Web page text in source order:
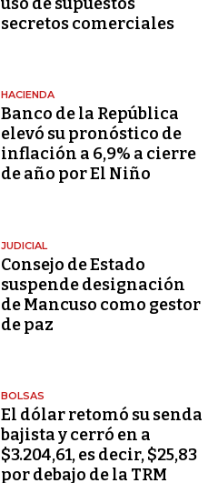
secretos comerciales
HACIENDA
Banco de la República
elevó su pronóstico de
inflación a 6,9% a cierre
de año por El Niño
JUDICIAL
Consejo de Estado
suspende designación
de Mancuso como gestor
de paz
BOLSAS
El dólar retomó su senda
bajista y cerró en a
$3.204,61, es decir, $25,83
por debajo de la TRM